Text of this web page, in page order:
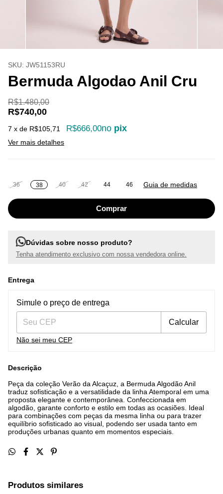
SKU: JW51153RU
Bermuda Algodao Anil Cru
R$1.480,00
R$740,00
7 x de R$105,71 R$666,00no pix
Ver mais detalhes
36 38 40 42 44 46 Guia de medidas
Dúvidas sobre nosso produto?
Tenha atendimento exclusivo com nossa vendedora online.
Entrega
Entregas para o CEP:
Simule o preço de entrega
Calcular
Não sei meu CEP
Descrição
Peça da coleção Verão da Alcaçuz, a Bermuda Algodão Anil
traduz sofisticação e a versatilidade da linha Atemporal em uma
proposta elegante e contemporânea. Confeccionada em
algodão, garante conforto e estilo em todas as ocasiões. Ideal
para combinações com peças da mesma linha ou para trazer
equilíbrio sofisticado ao visual, podendo ser usada tanto em
produções urbanas quanto em momentos especiais.
Produtos similares